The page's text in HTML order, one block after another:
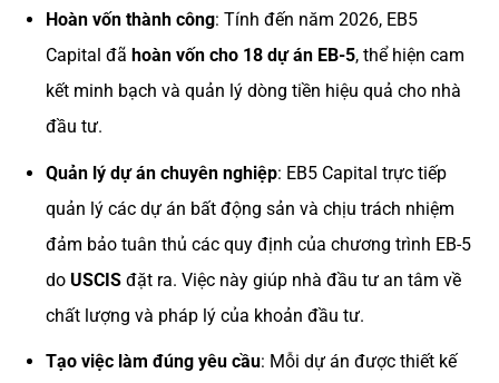
Hoàn vốn thành công: Tính đến năm 2026, EB5
Capital đã hoàn vốn cho 18 dự án EB-5, thể hiện cam
kết minh bạch và quản lý dòng tiền hiệu quả cho nhà
đầu tư.
Quản lý dự án chuyên nghiệp: EB5 Capital trực tiếp
quản lý các dự án bất động sản và chịu trách nhiệm
đảm bảo tuân thủ các quy định của chương trình EB-5
do USCISđặt ra. Việc này giúp nhà đầu tư an tâm về
chất lượng và pháp lý của khoản đầu tư.
Tạo việc làm đúng yêu cầu: Mỗi dự án được thiết kế